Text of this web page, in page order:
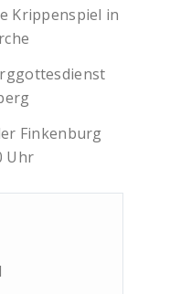
Krippenspiel in
Finkenburg
Uhr